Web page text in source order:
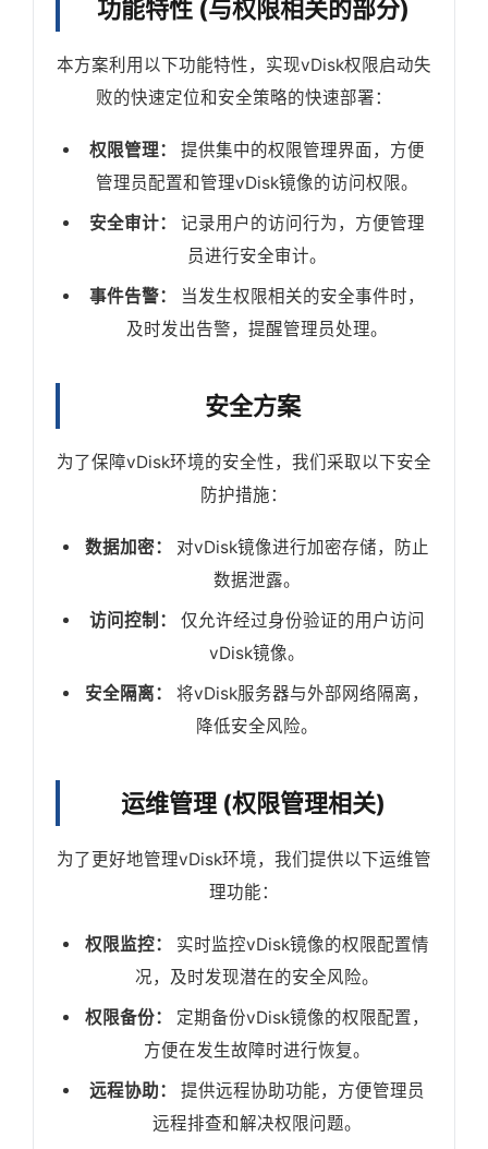
功能特性 (与权限相关的部分)
本方案利用以下功能特性，实现vDisk权限启动失
败的快速定位和安全策略的快速部署：
权限管理：
提供集中的权限管理界面，方便
管理员配置和管理vDisk镜像的访问权限。
安全审计：
记录用户的访问行为，方便管理
员进行安全审计。
事件告警：
当发生权限相关的安全事件时，
及时发出告警，提醒管理员处理。
安全方案
为了保障vDisk环境的安全性，我们采取以下安全
防护措施：
数据加密：
对vDisk镜像进行加密存储，防止
数据泄露。
访问控制：
仅允许经过身份验证的用户访问
vDisk镜像。
安全隔离：
将vDisk服务器与外部网络隔离，
降低安全风险。
运维管理 (权限管理相关)
为了更好地管理vDisk环境，我们提供以下运维管
理功能：
权限监控：
实时监控vDisk镜像的权限配置情
况，及时发现潜在的安全风险。
权限备份：
定期备份vDisk镜像的权限配置，
方便在发生故障时进行恢复。
远程协助：
提供远程协助功能，方便管理员
远程排查和解决权限问题。